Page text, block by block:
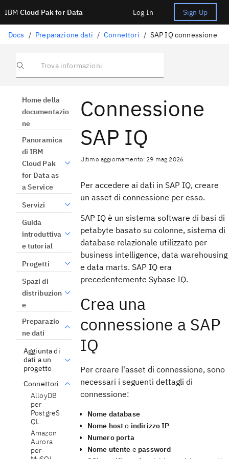
IBM Cloud Pak for Data Log In Sign Up
Docs / Preparazione dati / Connettori / SAP IQ connessione
Trova informazioni
Home della
documentazio
ne
Panoramica
di IBM
Cloud Pak
for Data as
a Service
Servizi
Guida
introduttiva
e tutorial
Progetti
Spazi di
distribuzion
e
Preparazio
ne dati
Aggiunta di
dati a un
progetto
Connettori
AlloyDB
per
PostgreS
QL
Amazon
Aurora
per
Connessione
SAP IQ
Ultimo aggiornamento: 29 mag 2026
Per accedere ai dati in SAP IQ, creare
un asset di connessione per esso.
SAP IQ è un sistema software di basi di
petabyte basato su colonne, sistema di
database relazionale utilizzato per
business intelligence, data warehousing
e data marts. SAP IQ era
precedentemente Sybase IQ.
Crea una
connessione a SAP
IQ
Per creare l'asset di connessione, sono
necessari i seguenti dettagli di
connessione:
Nome database
Nome hosto indirizzo IP
Numero porta
Nome utente e password